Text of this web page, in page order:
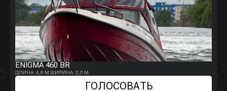
ENIGMA 460 BR
ДЛИНА: 4,6 М ШИРИНА: 2,0 М
ГОЛОСОВАТЬ